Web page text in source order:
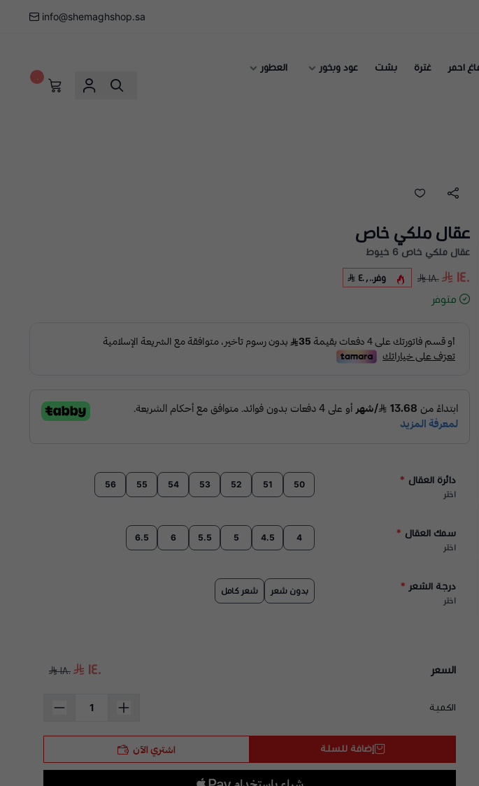
info@shemaghshop.sa
احمر غترة بشت عود وبخور العطور
عقال ملكي خاص
عقال ملكي خاص 6 خيوط
١٤٠ ١٨٠ وفر ٤٠٫٠٠
متوفر
دائرة العقال *
اختر
50
51
52
53
54
55
56
سمك العقال *
اختر
4
4.5
5
5.5
6
6.5
درجة الشعر *
اختر
بدون شعر شعر كامل
السعر ١٤٠ ١٨٠
الكمية
إضافة للسلة اشتري الآن